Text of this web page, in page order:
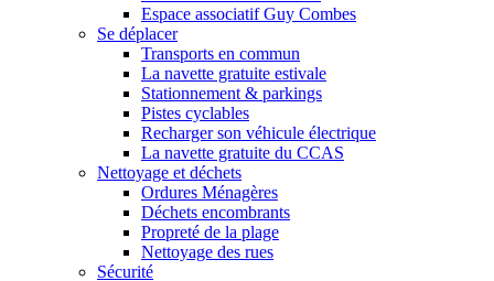
Espace associatif Guy Combes
Se déplacer
Transports en commun
La navette gratuite estivale
Stationnement & parkings
Pistes cyclables
Recharger son véhicule électrique
La navette gratuite du CCAS
Nettoyage et déchets
Ordures Ménagères
Déchets encombrants
Propreté de la plage
Nettoyage des rues
Sécurité